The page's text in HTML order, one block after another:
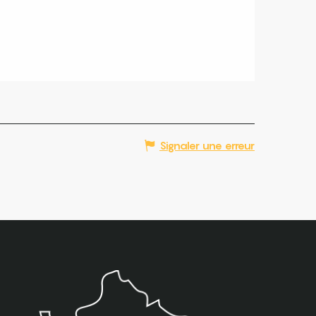
Signaler une erreur